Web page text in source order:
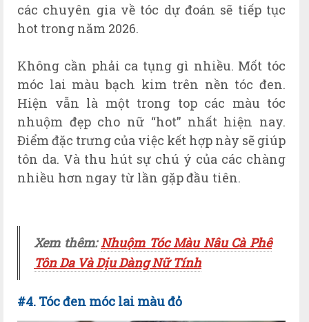
các chuyên gia về tóc dự đoán sẽ tiếp tục
hot trong năm 2026.
Không cần phải ca tụng gì nhiều. Mốt tóc
móc lai màu bạch kim trên nền tóc đen.
Hiện vẫn là một trong top các màu tóc
nhuộm đẹp cho nữ “hot” nhất hiện nay.
Điểm đặc trưng của việc kết hợp này sẽ giúp
tôn da. Và thu hút sự chú ý của các chàng
nhiều hơn ngay từ lần gặp đầu tiên.
Xem thêm: Nhuộm Tóc Màu Nâu Cà Phê
Tôn Da Và Dịu Dàng Nữ Tính
#4. Tóc đen móc lai màu đỏ